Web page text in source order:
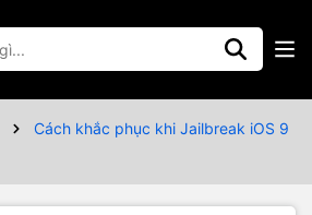
Cách khắc phục khi Jailbreak iOS 9